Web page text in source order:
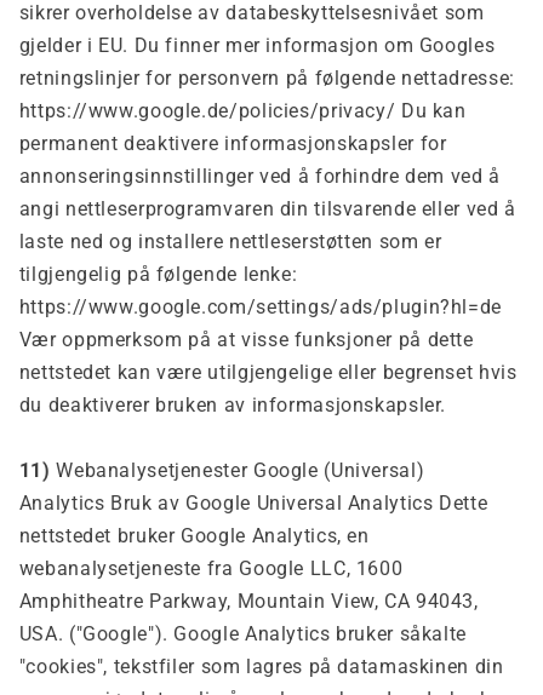
sikrer overholdelse av databeskyttelsesnivået som
gjelder i EU. Du finner mer informasjon om Googles
retningslinjer for personvern på følgende nettadresse:
https://www.google.de/policies/privacy/ Du kan
permanent deaktivere informasjonskapsler for
annonseringsinnstillinger ved å forhindre dem ved å
angi nettleserprogramvaren din tilsvarende eller ved å
laste ned og installere nettleserstøtten som er
tilgjengelig på følgende lenke:
https://www.google.com/settings/ads/plugin?hl=de
Vær oppmerksom på at visse funksjoner på dette
nettstedet kan være utilgjengelige eller begrenset hvis
du deaktiverer bruken av informasjonskapsler.
11) Webanalysetjenester Google (Universal)
Analytics Bruk av Google Universal Analytics Dette
nettstedet bruker Google Analytics, en
webanalysetjeneste fra Google LLC, 1600
Amphitheatre Parkway, Mountain View, CA 94043,
USA. ("Google"). Google Analytics bruker såkalte
"cookies", tekstfiler som lagres på datamaskinen din